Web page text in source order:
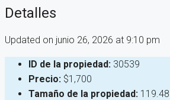
Detalles
Updated on junio 26, 2026 at 9:10 pm
ID de la propiedad: 30539
Precio: $1,700
Tamaño de la propiedad: